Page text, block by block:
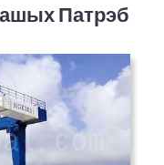
Патрэб